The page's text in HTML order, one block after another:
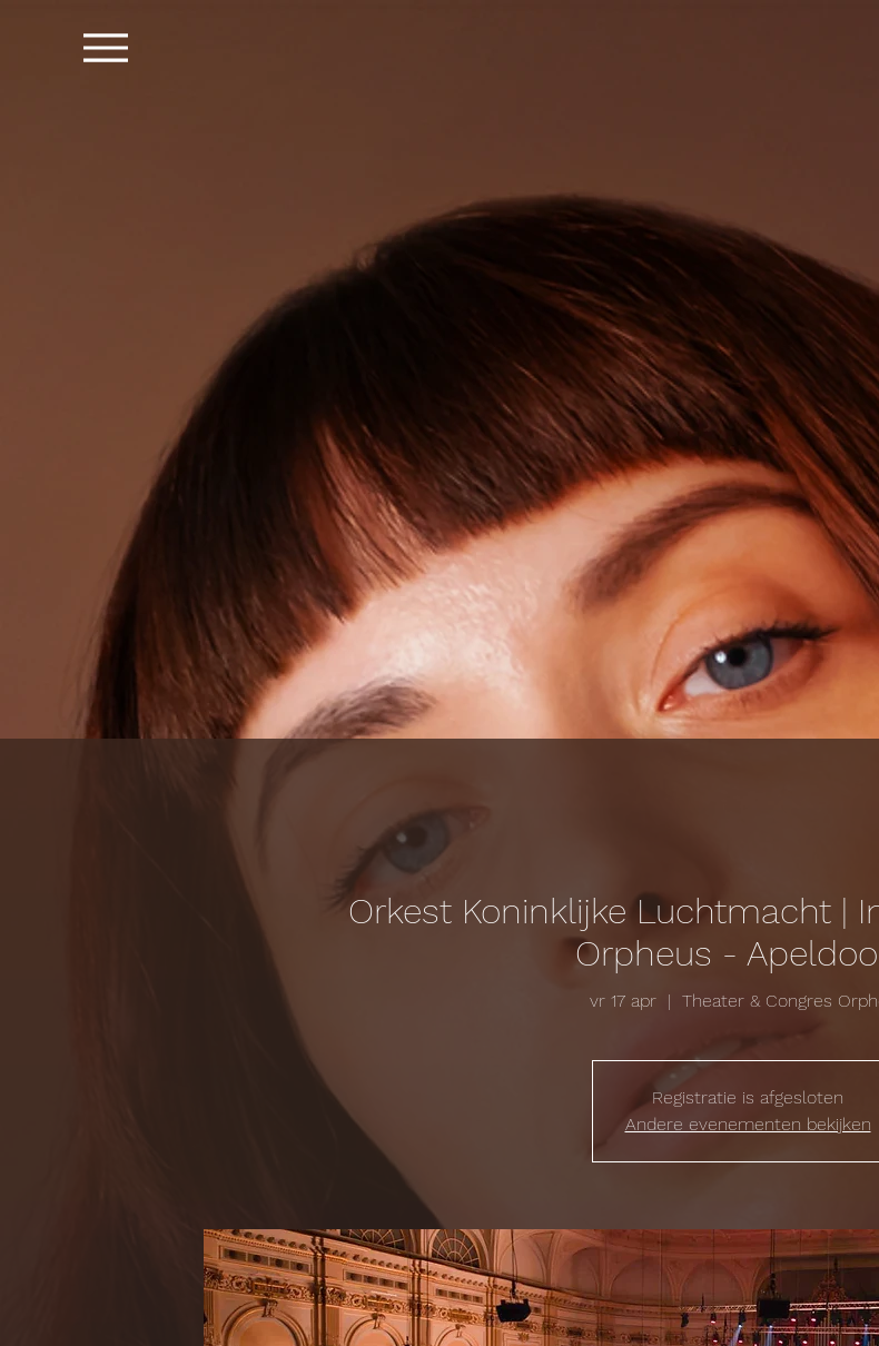
Orkest Koninklijke Luchtmacht |
Orpheus -
vr 17 apr
  |
Theater & Congres
Registratie is afgesloten
Andere evenementen bekijken